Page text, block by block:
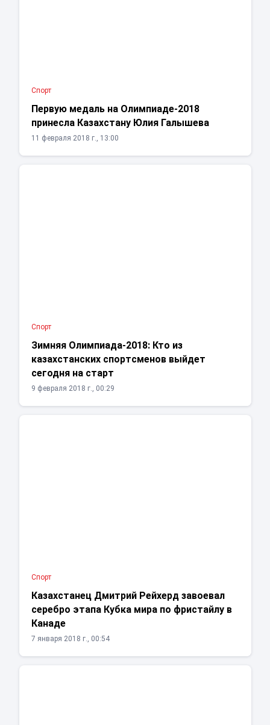
Спорт
Первую медаль на Олимпиаде-2018
принесла Казахстану Юлия Галышева
11 февраля 2018 г., 13:00
Спорт
Зимняя Олимпиада-2018: Кто из
казахстанских спортсменов выйдет
сегодня на старт
9 февраля 2018 г., 00:29
Спорт
Казахстанец Дмитрий Рейхерд завоевал
серебро этапа Кубка мира по фристайлу в
Канаде
7 января 2018 г., 00:54